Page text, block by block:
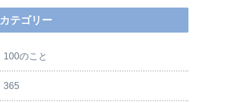
カテゴリー
100のこと
365